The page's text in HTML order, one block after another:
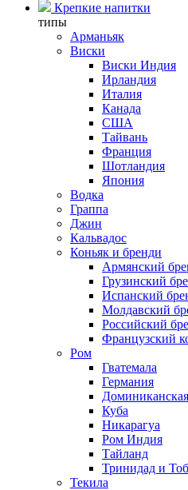
Крепкие напитки
типы
Арманьяк
Виски
Виски Индия
Ирландия
Италия
Канада
США
Тайвань
Франция
Шотландия
Япония
Водка
Граппа
Джин
Кальвадос
Коньяк и бренди
Армянский
Грузинский
Испанский
Молдавский
Российский
Французский
Ром
Гватемала
Германия
Куба
Никарагуа
Ром Индия
Тайланд
Тринидад и
Текила